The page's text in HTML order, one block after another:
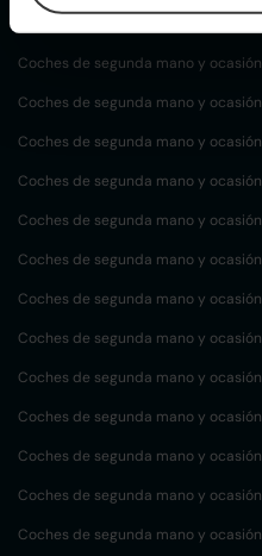
Coches de segunda mano y ocasión
Coches de segunda mano y ocasión
Coches de segunda mano y ocasión
Coches de segunda mano y ocasión
Coches de segunda mano y ocasión
Coches de segunda mano y ocasión
Coches de segunda mano y ocasión
Coches de segunda mano y ocasión
Coches de segunda mano y ocasión
Coches de segunda mano y ocasión
Coches de segunda mano y ocasión
Coches de segunda mano y ocasión
Coches de segunda mano y ocasión